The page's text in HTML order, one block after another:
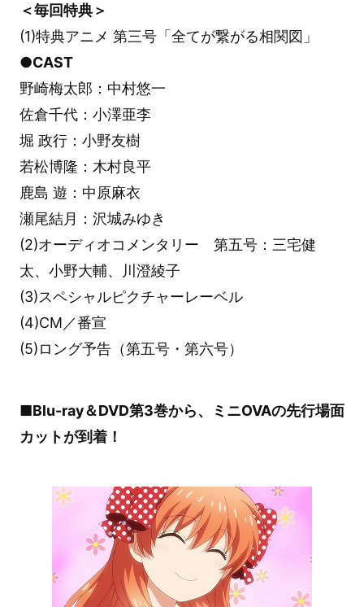
＜毎回特典＞
(1)特典アニメ 第三号「全てが繋がる相関図」
●CAST
野崎梅太郎：中村悠一
佐倉千代：小澤亜李
堀 政行：小野友樹
若松博隆：木村良平
鹿島 遊：中原麻衣
瀬尾結月：沢城みゆき
(2)オーディオコメンタリー 第五号：三宅健
太、小野大輔、川澄綾子
(3)スペシャルピクチャーレーベル
(4)CM／番宣
(5)ロング予告（第五号・第六号）
■Blu-ray＆DVD第3巻から、ミニOVAの先行場面
カットが到着！